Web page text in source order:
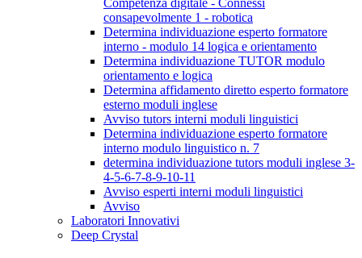
Competenza digitale - Connessi
consapevolmente 1 - robotica
Determina individuazione esperto formatore
interno - modulo 14 logica e orientamento
Determina individuazione TUTOR modulo
orientamento e logica
Determina affidamento diretto esperto formatore
esterno moduli inglese
Avviso tutors interni moduli linguistici
Determina individuazione esperto formatore
interno modulo linguistico n. 7
determina individuazione tutors moduli inglese 3-
4-5-6-7-8-9-10-11
Avviso esperti interni moduli linguistici
Avviso
Laboratori Innovativi
Deep Crystal